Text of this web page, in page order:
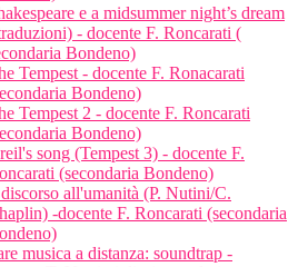
e a midsummer night’s dream
- docente F. Roncarati (
Bondeno)
Tempest - docente F. Ronacarati
Bondeno)
Tempest 2 - docente F. Roncarati
Bondeno)
song (Tempest 3) - docente F.
(secondaria Bondeno)
all'umanità (P. Nutini/C.
-docente F. Roncarati (secondaria
musica a distanza: soundtrap -